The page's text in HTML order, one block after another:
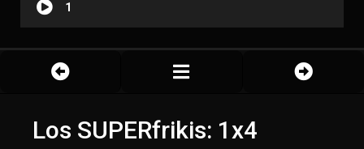
1
Los SUPERfrikis: 1x4